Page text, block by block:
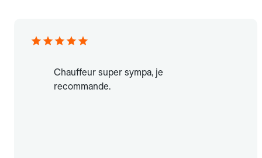
Chauffeur super sympa, je
recommande.